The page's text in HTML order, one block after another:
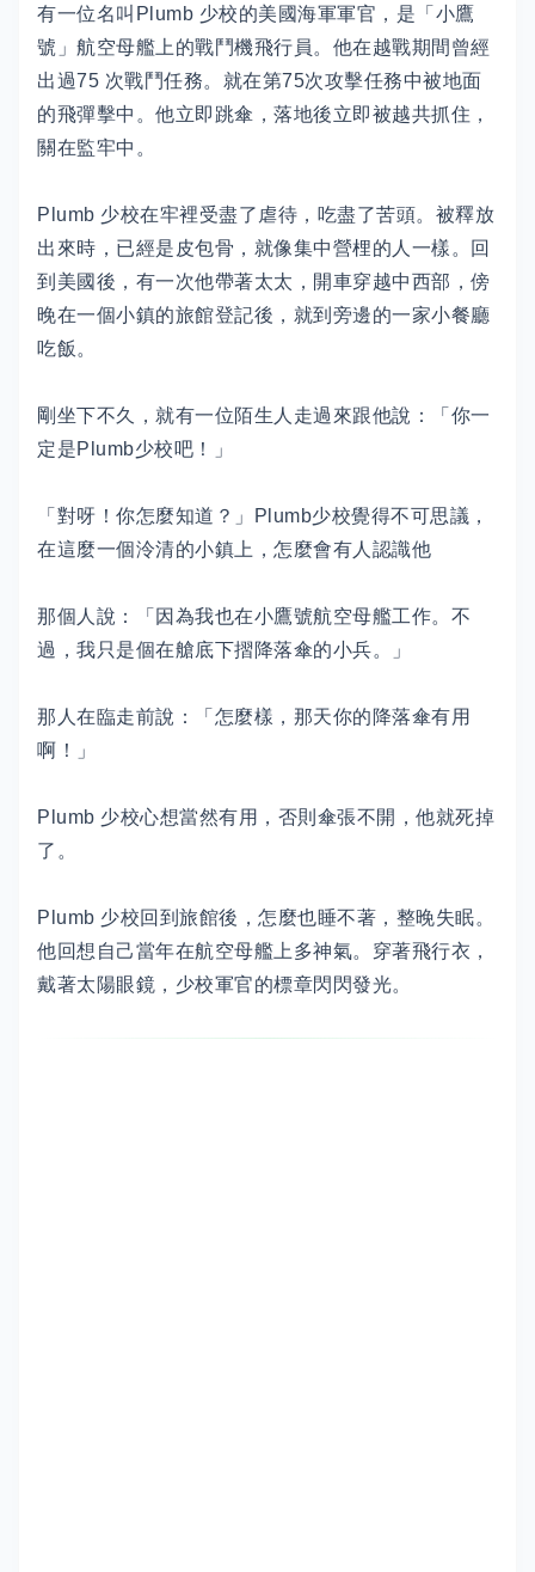
有一位名叫Plumb 少校的美國海軍軍官，是「小鷹
號」航空母艦上的戰鬥機飛行員。他在越戰期間曾經
出過75 次戰鬥任務。就在第75次攻擊任務中被地面
的飛彈擊中。他立即跳傘，落地後立即被越共抓住，
關在監牢中。
Plumb 少校在牢裡受盡了虐待，吃盡了苦頭。被釋放
出來時，已經是皮包骨，就像集中營梩的人一樣。回
到美國後，有一次他帶著太太，開車穿越中西部，傍
晚在一個小鎮的旅館登記後，就到旁邊的一家小餐廳
吃飯。
剛坐下不久，就有一位陌生人走過來跟他說：「你一
定是Plumb少校吧！」
「對呀！你怎麼知道？」Plumb少校覺得不可思議，
在這麼一個泠清的小鎮上，怎麼會有人認識他
那個人說：「因為我也在小鷹號航空母艦工作。不
過，我只是個在艙底下摺降落傘的小兵。」
那人在臨走前說：「怎麼樣，那天你的降落傘有用
啊！」
Plumb 少校心想當然有用，否則傘張不開，他就死掉
了。
Plumb 少校回到旅館後，怎麼也睡不著，整晚失眠。
他回想自己當年在航空母艦上多神氣。穿著飛行衣，
戴著太陽眼鏡，少校軍官的標章閃閃發光。